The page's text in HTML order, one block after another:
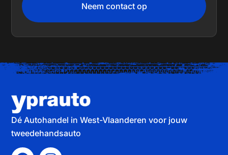
Neem contact op
Dé Autohandel in West-Vlaanderen voor jouw
tweedehandsauto